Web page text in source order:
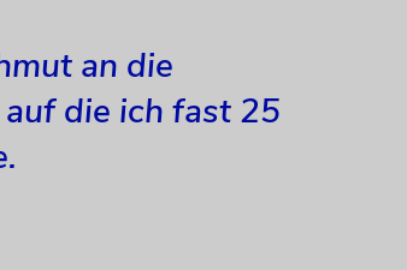
an die
die ich fast 25